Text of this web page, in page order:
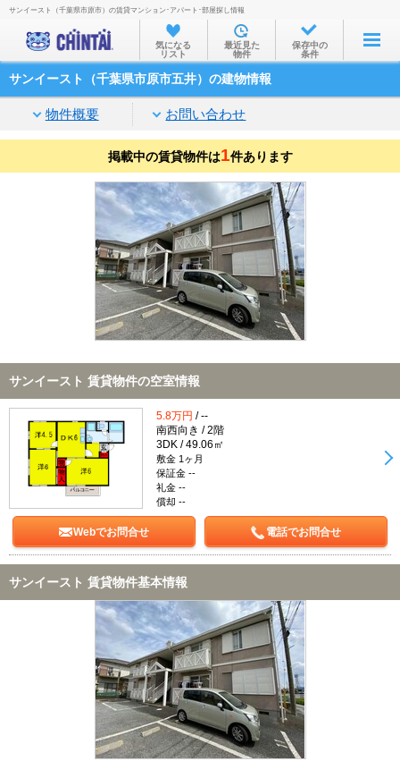
お部屋を探す
沿線・駅から
住所から
家賃相場から
通勤通学時間から
物件特集から
不動産会社から
TOP
サンイースト（千葉県市原市）の賃貸マンション･アパート･部屋探し情報
気になる
リスト
最近見た
物件
保存中の
条件
サンイースト（千葉県市原市五井）の建物情報
物件概要 お問い合わせ
掲載中の賃貸物件は1件あります
サンイースト 賃貸物件の空室情報
5.8万円 / --
南西向き / 2階
3DK / 49.06㎡
敷金 1ヶ月
保証金 --
礼金 --
償却 --
Webでお問合せ 電話でお問合せ
サンイースト 賃貸物件基本情報